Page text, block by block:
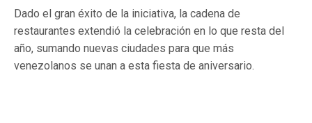
Dado el gran éxito de la iniciativa, la cadena de
restaurantes extendió la celebración en lo que resta del
año, sumando nuevas ciudades para que más
venezolanos se unan a esta fiesta de aniversario.